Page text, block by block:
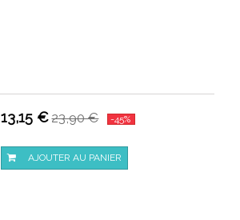
13,15 €23,90 € -45%
AJOUTER AU PANIER